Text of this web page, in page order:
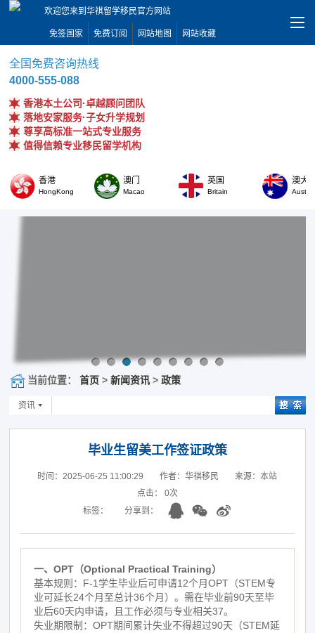
欢迎您来到华祺留学移民官方网站
免签国家 免费订阅 网站地图 网站收藏
全国免费咨询热线
4000-555-088
香港本土公司·卓越顾问团队
落地安家服务·子女升学规划
尊享高标准一站式专业服务
值得信赖专业移民留学机构
香港
HongKong
澳门
Macao
英国
Britain
澳大
当前位置： 首页 >新闻资讯 >政策
资讯
毕业生留美工作签证政策
时间：2025-06-25 11:00:29 作者：华祺移民
来源：本站
点击： 0次
标签：
分享到：
一、OPT（Optional Practical Training）
基本规则：F-1学生毕业后可申请12个月OPT（STEM专
业可延长24个月至总计36个月）。需在毕业前90天至毕
业后60天内申请，且工作必须与专业相关37。
失业期限制：OPT期间累计失业不得超过90天（STEM延